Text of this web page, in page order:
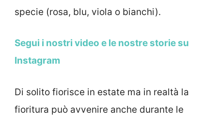
specie (rosa, blu, viola o bianchi).
Segui i nostri video e le nostre storie su
Instagram
Di solito fiorisce in estate ma in realtà la
fioritura può avvenire anche durante le